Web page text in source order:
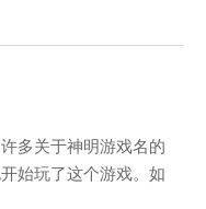
巧，帮助玩家更好地
多关于神明游戏名的
始玩了这个游戏。如